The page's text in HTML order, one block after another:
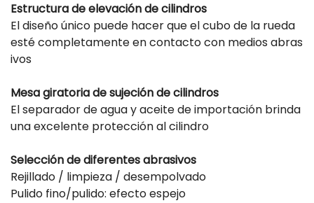
Estructura de elevación de cilindros
El diseño único puede hacer que el cubo de la rueda
esté completamente en contacto con medios abras
ivos
Mesa giratoria de sujeción de cilindros
El separador de agua y aceite de importación brinda
una excelente protección al cilindro
Selección de diferentes abrasivos
Rejillado / limpieza / desempolvado
Pulido fino/pulido: efecto espejo